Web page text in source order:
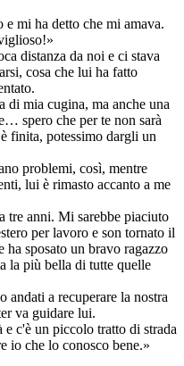
mi ha detto che mi amava.
distanza da noi e ci stava
cosa che lui ha fatto
mia cugina, ma anche una
spero che per te non sarà
finita, potessimo dargli un
problemi, così, mentre
lui è rimasto accanto a me
tre anni. Mi sarebbe piaciuto
per lavoro e son tornato il
ha sposato un bravo ragazzo
la più bella di tutte quelle
andati a recuperare la nostra
va guidare lui.
c'è un piccolo tratto di strada
io che lo conosco bene.»